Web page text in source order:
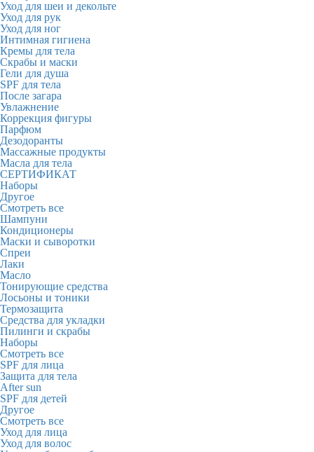
Уход для шеи и декольте
Уход для рук
Уход для ног
Интимная гигиена
Кремы для тела
Скрабы и маски
Гели для душа
SPF для тела
После загара
Увлажнение
Коррекция фигуры
Парфюм
Дезодоранты
Массажные продукты
Масла для тела
СЕРТИФИКАТ
Наборы
Другое
Смотреть все
Шампуни
Кондиционеры
Маски и сыворотки
Спреи
Лаки
Масло
Тонирующие средства
Лосьоны и тоники
Термозащита
Средства для укладки
Пилинги и скрабы
Наборы
Смотреть все
SPF для лица
Защита для тела
After sun
SPF для детей
Другое
Смотреть все
Уход для лица
Уход для волос